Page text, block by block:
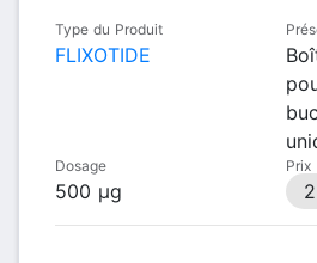
Type du Produit
FLIXOTIDE
Dosage
500 µg
Prix